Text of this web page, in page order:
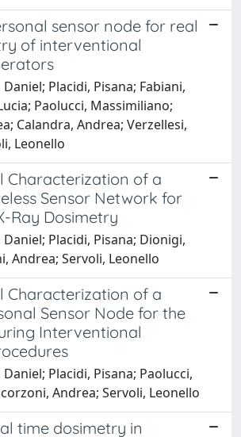
sensor node for real
of interventional
Placidi, Pisana; Fabiani,
Paolucci, Massimiliano;
Calandra, Andrea; Verzellesi,
Leonello
Characterization of a
Sensor Network for
Ray Dosimetry
Placidi, Pisana; Dionigi,
Andrea; Servoli, Leonello
Characterization of a
Sensor Node for the
Interventional
Placidi, Pisana; Paolucci,
Andrea; Servoli, Leonello
time dosimetry in